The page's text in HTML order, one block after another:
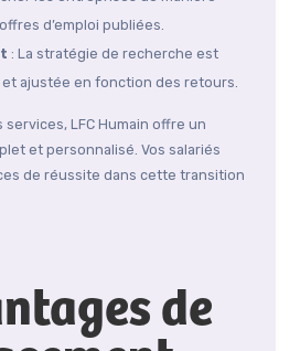
d’emploi publiées.
: La stratégie de recherche est
ajustée en fonction des retours.
LFC Humain offre un
et personnalisé. Vos salariés
de réussite dans cette transition
de